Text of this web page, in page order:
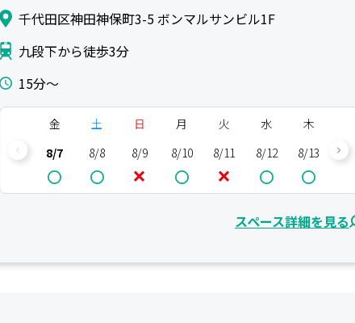
千代田区神田神保町3-5 ボンマルサンビル1F
九段下から徒歩3分
15分〜
金
8/7
土
8/8
日
8/9
月
8/10
火
8/11
水
8/12
木
8/13
8/14
スペース詳細を見る